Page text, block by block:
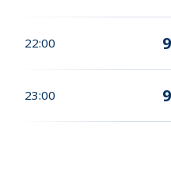
22:00
23:00